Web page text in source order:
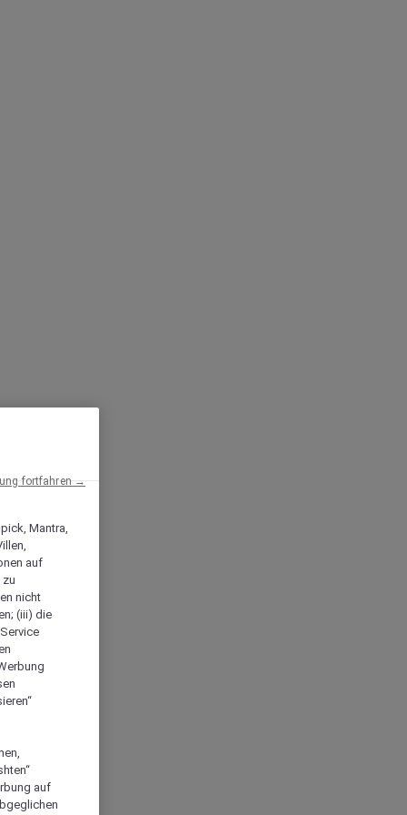
Mantra,
auf
zu
nicht
(iii) die
auf
fortfahren →